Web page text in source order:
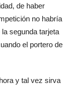
de haber
no habría
segunda tarjeta
el portero de
y tal vez sirva